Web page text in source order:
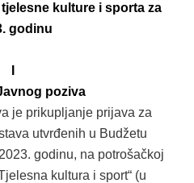
kulture i sporta za
godinu
poziva
je prikupljanje prijava za
utvrđenih u Budžetu
godinu, na potrošačkoj
kultura i sport“ (u